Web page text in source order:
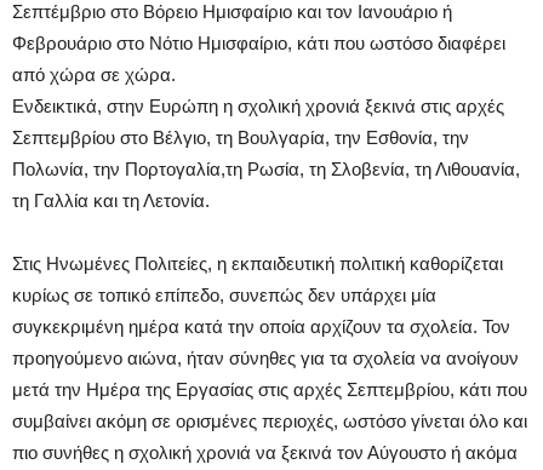
Σεπτέμβριο στο Βόρειο Ημισφαίριο και τον Ιανουάριο ή
Φεβρουάριο στο Νότιο Ημισφαίριο, κάτι που ωστόσο διαφέρει
από χώρα σε χώρα.
Ενδεικτικά, στην Ευρώπη η σχολική χρονιά ξεκινά στις αρχές
Σεπτεμβρίου στο Βέλγιο, τη Βουλγαρία, την Εσθονία, την
Πολωνία, την Πορτογαλία,τη Ρωσία, τη Σλοβενία, τη Λιθουανία,
τη Γαλλία και τη Λετονία.
Στις Ηνωμένες Πολιτείες, η εκπαιδευτική πολιτική καθορίζεται
κυρίως σε τοπικό επίπεδο, συνεπώς δεν υπάρχει μία
συγκεκριμένη ημέρα κατά την οποία αρχίζουν τα σχολεία. Τον
προηγούμενο αιώνα, ήταν σύνηθες για τα σχολεία να ανοίγουν
μετά την Ημέρα της Εργασίας στις αρχές Σεπτεμβρίου, κάτι που
συμβαίνει ακόμη σε ορισμένες περιοχές, ωστόσο γίνεται όλο και
πιο συνήθες η σχολική χρονιά να ξεκινά τον Αύγουστο ή ακόμα